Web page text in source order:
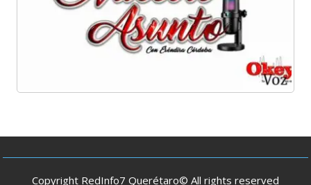
Copyright RedInfo7 Querétaro© All rights reserved